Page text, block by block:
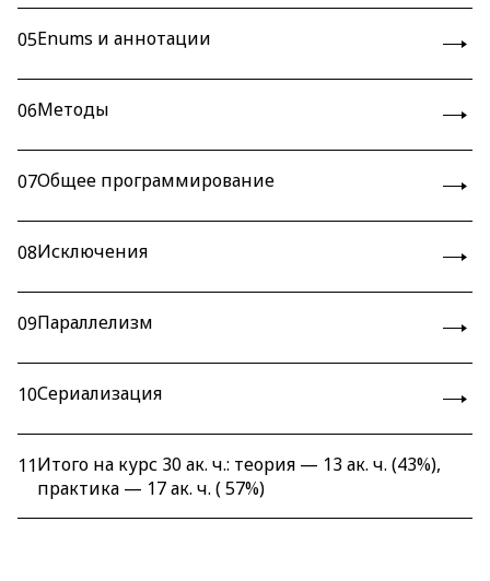
05Enums и аннотации
06Методы
07Общее программирование
08Исключения
09Параллелизм
10Сериализация
11Итого на курс 30 ак. ч.: теория — 13 ак. ч. (43%),
практика — 17 ак. ч. ( 57%)